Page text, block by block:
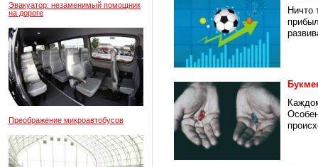
Эвакуатор: незаменимый помощник
на дороге
Преображение микроавтобусов
Ничто